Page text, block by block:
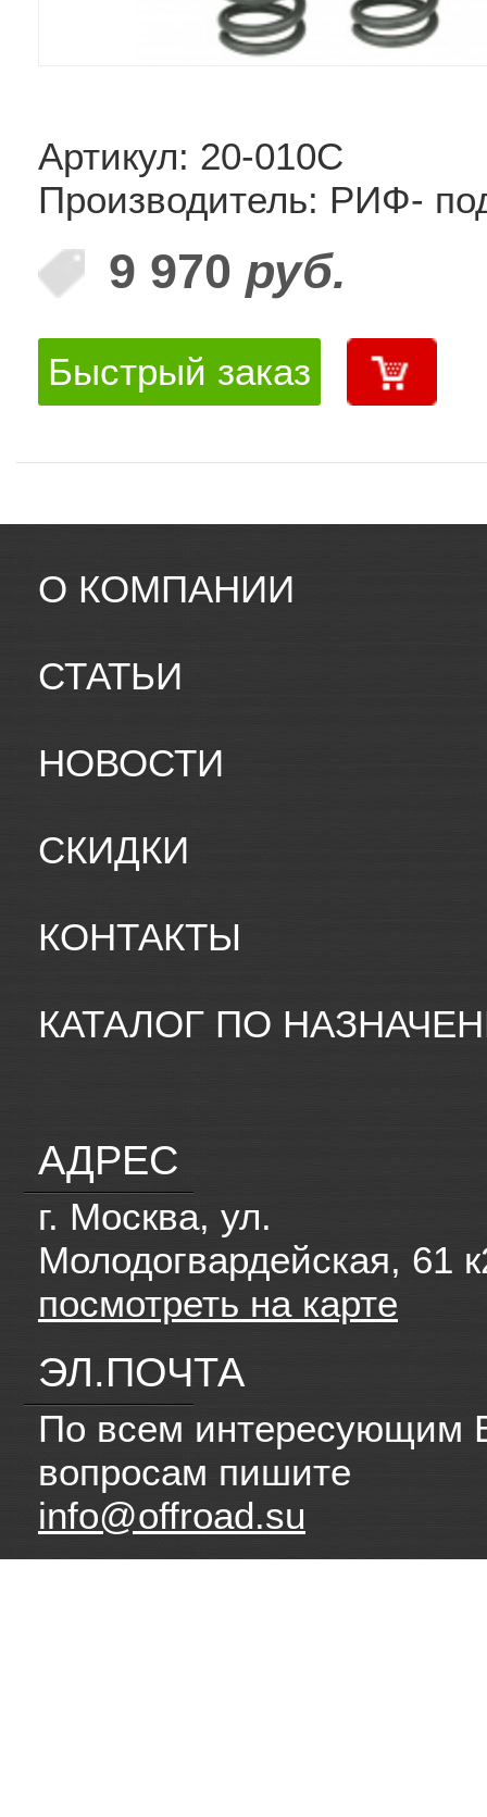
Артикул: 20-010C
Производитель: РИФ-
9 970 руб.
Быстрый заказ
О КОМПАНИИ
СТАТЬИ
НОВОСТИ
СКИДКИ
КОНТАКТЫ
КАТАЛОГ ПО
АДРЕС
г. Москва, ул.
Молодогвардейская, 61
посмотреть на карте
ЭЛ.ПОЧТА
По всем интересующим
вопросам пишите
info@offroad.su